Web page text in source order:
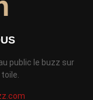
public le buzz sur